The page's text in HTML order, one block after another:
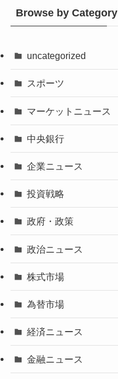
Browse by Category
uncategorized
スポーツ
マーケットニュース
中央銀行
企業ニュース
投資戦略
政府・政策
政治ニュース
株式市場
為替市場
経済ニュース
金融ニュース